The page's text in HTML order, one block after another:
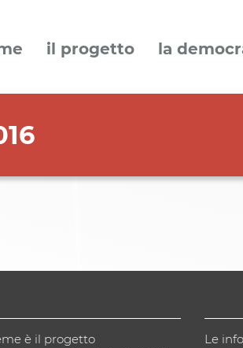
il progetto la
è il progetto
Le